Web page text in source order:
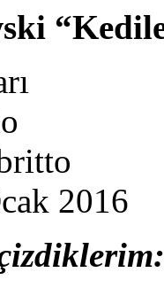
2016